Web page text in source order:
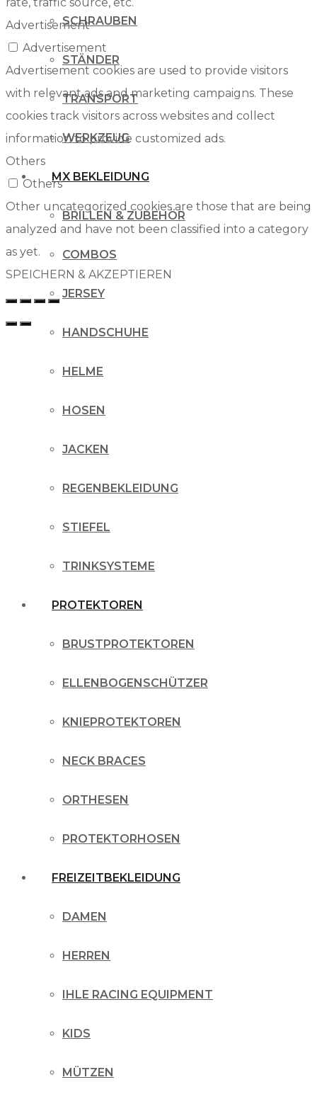
SCHRAUBEN
STÄNDER
TRANSPORT
WERKZEUG
MX BEKLEIDUNG
BRILLEN & ZUBEHÖR
COMBOS
JERSEY
HANDSCHUHE
HELME
HOSEN
JACKEN
REGENBEKLEIDUNG
STIEFEL
TRINKSYSTEME
PROTEKTOREN
BRUSTPROTEKTOREN
ELLENBOGENSCHÜTZER
KNIEPROTEKTOREN
NECK BRACES
ORTHESEN
PROTEKTORHOSEN
FREIZEITBEKLEIDUNG
DAMEN
HERREN
IHLE RACING EQUIPMENT
KIDS
MÜTZEN
Advertisement
Advertisement
Advertisement cookies are used to provide visitors
with relevant ads and marketing campaigns. These
cookies track visitors across websites and collect
information to provide customized ads.
Others
Others
Other uncategorized cookies are those that are being
analyzed and have not been classified into a category
as yet.
SPEICHERN & AKZEPTIEREN